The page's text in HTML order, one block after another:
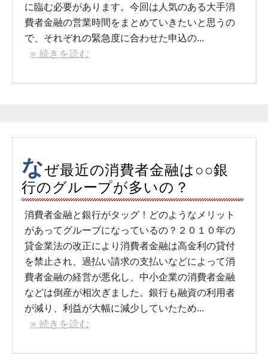
に臨む必要があります。今回は人気のある大手消
費者金融の営業時間をまとめていきたいと思うの
で、それぞれの緊急度に合わせた申込の...
» 続きを読む
なぜ最近の消費者金融は○○銀
行のグループが多いの？
消費者金融と銀行がタッグ！どのようなメリット
があってグルーブになっているの？２０１０年の
貸金業法の改正により消費者金融は高金利の貸付
を禁止され、過払い請求の支払いなどによって消
費者金融の経営が悪化し、中小企業の消費者金融
などは倒産が相次ぎました。銀行も融資の利用者
が減り、利益が大幅に減少していたため...
» 続きを読む